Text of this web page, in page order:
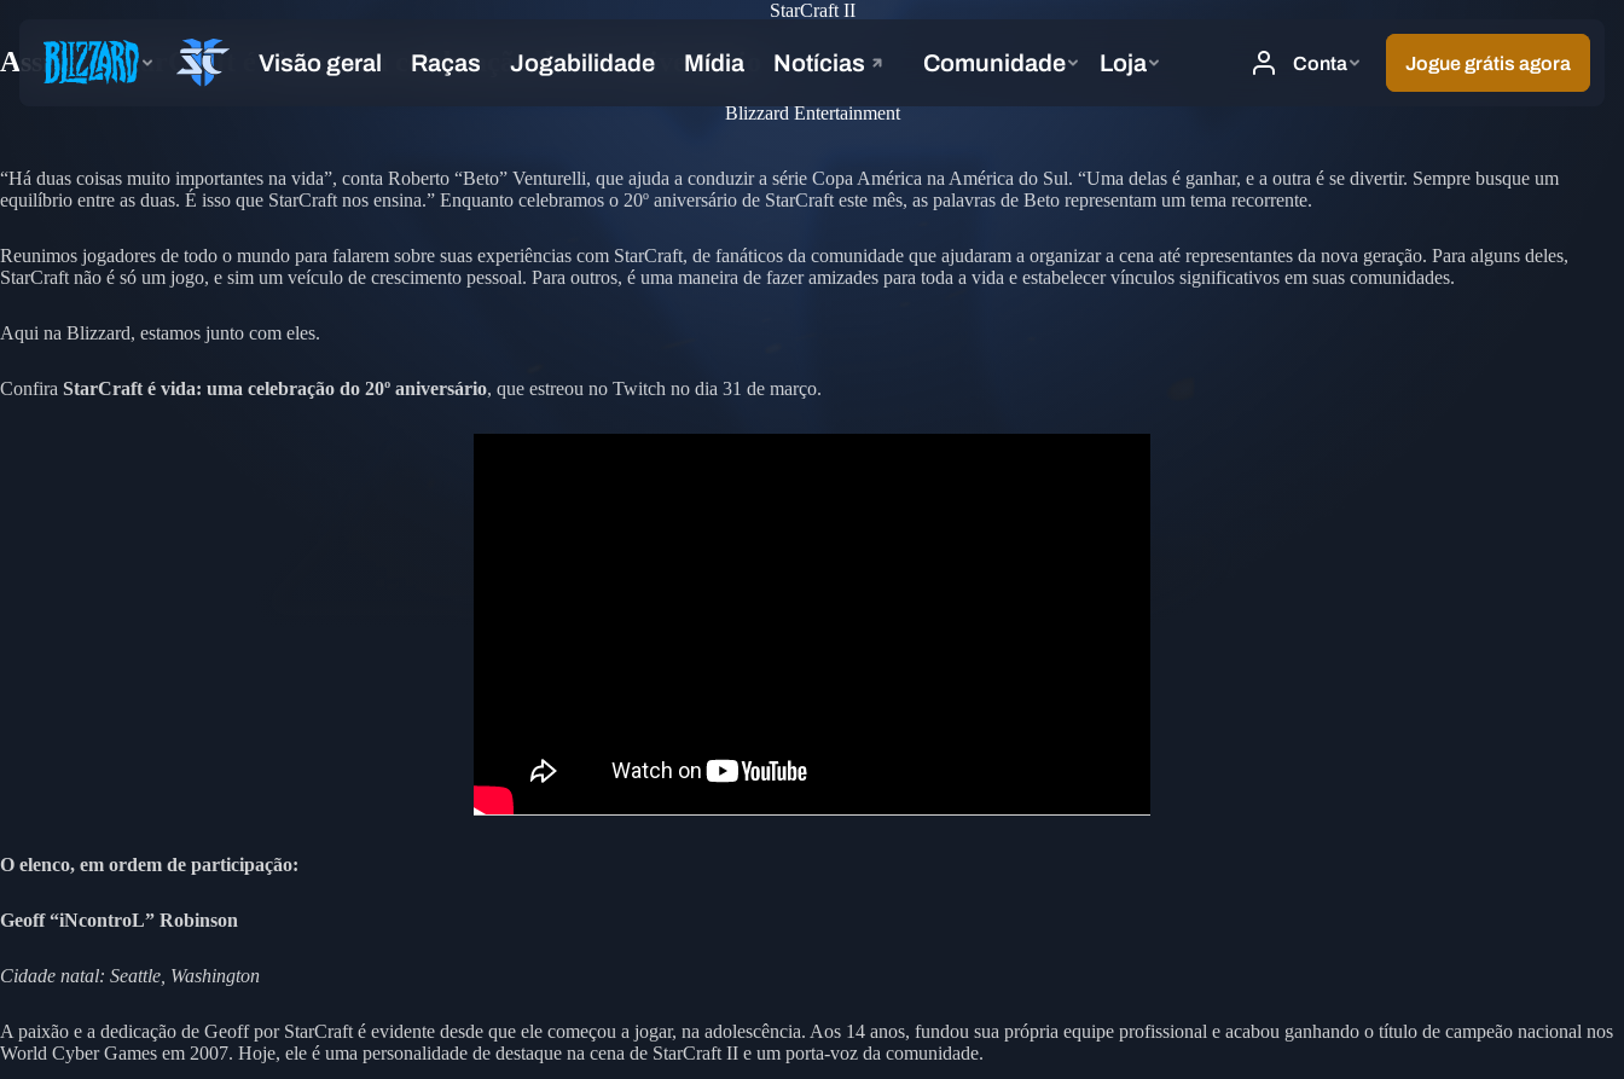
StarCraft II
Assista a StarCraft é vida: uma celebração do 20º aniversário
Blizzard Entertainment
“Há duas coisas muito importantes na vida”, conta Roberto “Beto” Venturelli, que ajuda a conduzir a série Copa América na América do Sul. “Uma delas é ganhar, e a outra é se divertir. Sempre busque um
equilíbrio entre as duas. É isso que StarCraft nos ensina.” Enquanto celebramos o 20º aniversário de StarCraft este mês, as palavras de Beto representam um tema recorrente.
Reunimos jogadores de todo o mundo para falarem sobre suas experiências com StarCraft, de fanáticos da comunidade que ajudaram a organizar a cena até representantes da nova geração. Para alguns deles,
StarCraft não é só um jogo, e sim um veículo de crescimento pessoal. Para outros, é uma maneira de fazer amizades para toda a vida e estabelecer vínculos significativos em suas comunidades.
Aqui na Blizzard, estamos junto com eles.
Confira StarCraft é vida: uma celebração do 20º aniversário, que estreou no Twitch no dia 31 de março.
O elenco, em ordem de participação:
Geoff “iNcontroL” Robinson
Cidade natal: Seattle, Washington
A paixão e a dedicação de Geoff por StarCraft é evidente desde que ele começou a jogar, na adolescência. Aos 14 anos, fundou sua própria equipe profissional e acabou ganhando o título de campeão nacional nos
World Cyber Games em 2007. Hoje, ele é uma personalidade de destaque na cena de StarCraft II e um porta-voz da comunidade.